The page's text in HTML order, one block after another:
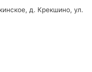
д. Крекшино, ул.